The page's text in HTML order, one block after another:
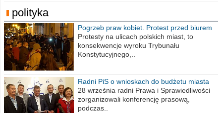
polityka
Pogrzeb praw kobiet. Protest przed biurem
poselskim PiS
Protesty na ulicach polskich miast, to
konsekwencje wyroku Trybunału
Konstytucyjnego,..
Radni PiS o wnioskach do budżetu miasta
na 2021 rok
28 września radni Prawa i Sprawiedliwości
zorganizowali konferencję prasową,
podczas..